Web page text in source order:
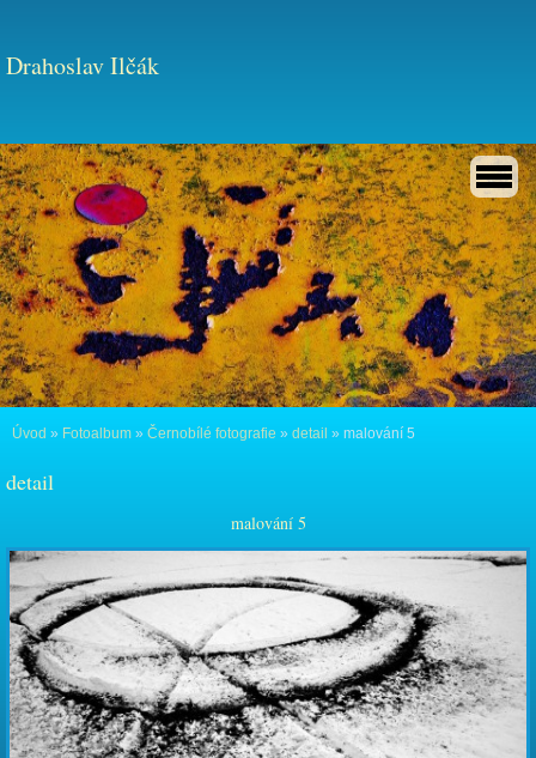
Drahoslav Ilčák
Úvod » Fotoalbum » Černobílé fotografie » detail » malování 5
detail
malování 5